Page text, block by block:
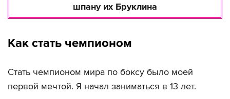
шпану их Бруклина
Как стать чемпионом
Стать чемпионом мира по боксу было моей
первой мечтой. Я начал заниматься в 13 лет.